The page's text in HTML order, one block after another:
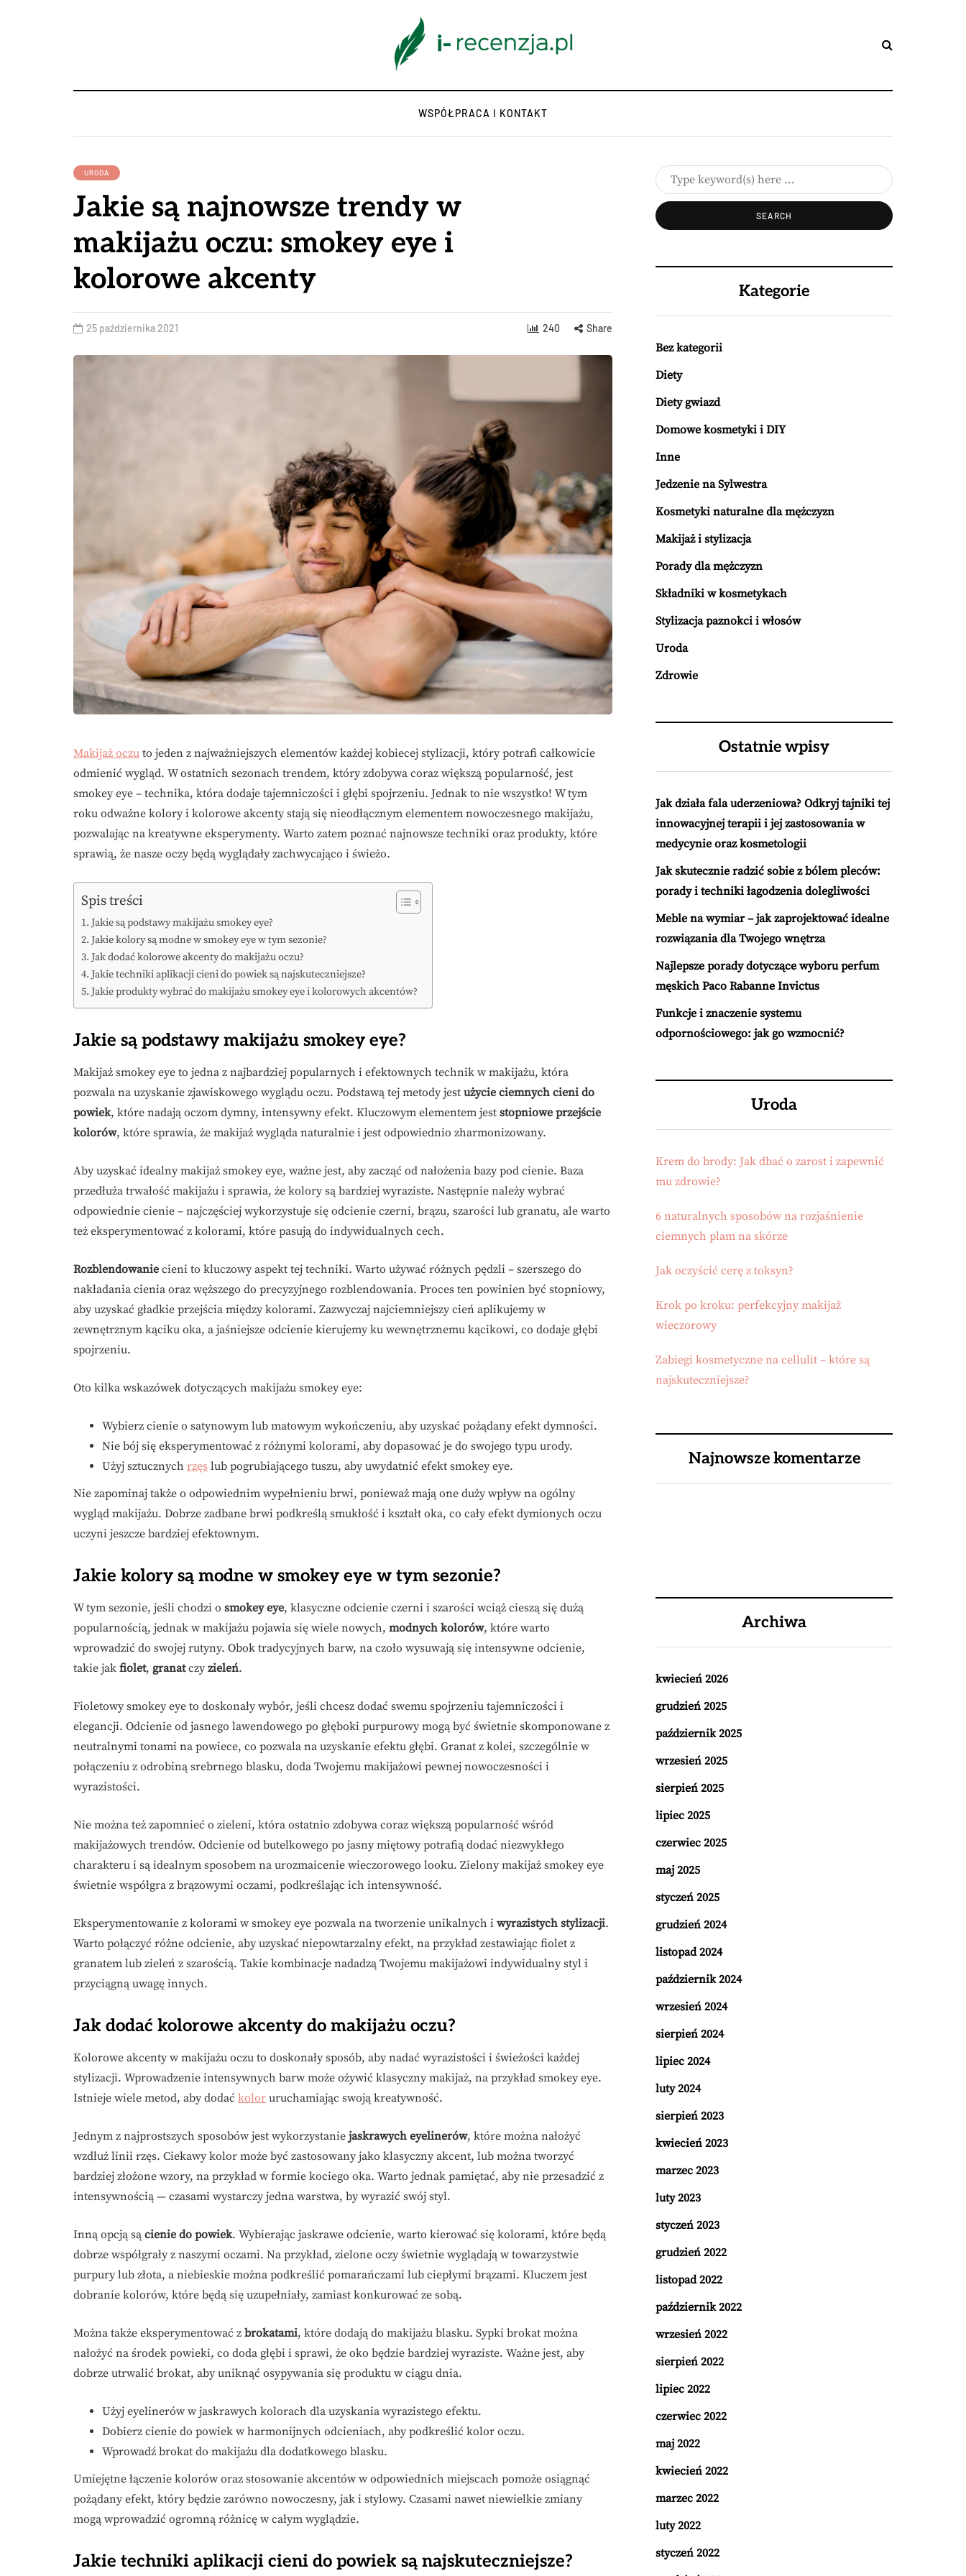
WSPÓŁPRACA I KONTAKT
URODA
Jakie są najnowsze trendy w
makijażu oczu: smokey eye i
kolorowe akcenty
25 października 2021 240 Share
Makijaż oczu to jeden z najważniejszych elementów każdej kobiecej stylizacji, który potrafi całkowicie
odmienić wygląd. W ostatnich sezonach trendem, który zdobywa coraz większą popularność, jest
smokey eye – technika, która dodaje tajemniczości i głębi spojrzeniu. Jednak to nie wszystko! W tym
roku odważne kolory i kolorowe akcenty stają się nieodłącznym elementem nowoczesnego makijażu,
pozwalając na kreatywne eksperymenty. Warto zatem poznać najnowsze techniki oraz produkty, które
sprawią, że nasze oczy będą wyglądały zachwycająco i świeżo.
Spis treści
Jakie są podstawy makijażu smokey eye?
Jakie kolory są modne w smokey eye w tym sezonie?
Jak dodać kolorowe akcenty do makijażu oczu?
Jakie techniki aplikacji cieni do powiek są najskuteczniejsze?
Jakie produkty wybrać do makijażu smokey eye i kolorowych akcentów?
Jakie są podstawy makijażu smokey eye?
Makijaż smokey eye to jedna z najbardziej popularnych i efektownych technik w makijażu, która
pozwala na uzyskanie zjawiskowego wyglądu oczu. Podstawą tej metody jest użycie ciemnych cieni do
powiek, które nadają oczom dymny, intensywny efekt. Kluczowym elementem jest stopniowe przejście
kolorów, które sprawia, że makijaż wygląda naturalnie i jest odpowiednio zharmonizowany.
Aby uzyskać idealny makijaż smokey eye, ważne jest, aby zacząć od nałożenia bazy pod cienie. Baza
przedłuża trwałość makijażu i sprawia, że kolory są bardziej wyraziste. Następnie należy wybrać
odpowiednie cienie – najczęściej wykorzystuje się odcienie czerni, brązu, szarości lub granatu, ale warto
też eksperymentować z kolorami, które pasują do indywidualnych cech.
Rozblendowanie cieni to kluczowy aspekt tej techniki. Warto używać różnych pędzli – szerszego do
nakładania cienia oraz węższego do precyzyjnego rozblendowania. Proces ten powinien być stopniowy,
aby uzyskać gładkie przejścia między kolorami. Zazwyczaj najciemniejszy cień aplikujemy w
zewnętrznym kąciku oka, a jaśniejsze odcienie kierujemy ku wewnętrznemu kącikowi, co dodaje głębi
spojrzeniu.
Oto kilka wskazówek dotyczących makijażu smokey eye:
Wybierz cienie o satynowym lub matowym wykończeniu, aby uzyskać pożądany efekt dymności.
Nie bój się eksperymentować z różnymi kolorami, aby dopasować je do swojego typu urody.
Użyj sztucznych rzęs lub pogrubiającego tuszu, aby uwydatnić efekt smokey eye.
Nie zapominaj także o odpowiednim wypełnieniu brwi, ponieważ mają one duży wpływ na ogólny
wygląd makijażu. Dobrze zadbane brwi podkreślą smukłość i kształt oka, co cały efekt dymionych oczu
uczyni jeszcze bardziej efektownym.
Jakie kolory są modne w smokey eye w tym sezonie?
W tym sezonie, jeśli chodzi o smokey eye, klasyczne odcienie czerni i szarości wciąż cieszą się dużą
popularnością, jednak w makijażu pojawia się wiele nowych, modnych kolorów, które warto
wprowadzić do swojej rutyny. Obok tradycyjnych barw, na czoło wysuwają się intensywne odcienie,
takie jak fiolet, granatczy zieleń.
Fioletowy smokey eye to doskonały wybór, jeśli chcesz dodać swemu spojrzeniu tajemniczości i
elegancji. Odcienie od jasnego lawendowego po głęboki purpurowy mogą być świetnie skomponowane z
neutralnymi tonami na powiece, co pozwala na uzyskanie efektu głębi. Granat z kolei, szczególnie w
połączeniu z odrobiną srebrnego blasku, doda Twojemu makijażowi pewnej nowoczesności i
wyrazistości.
Nie można też zapomnieć o zieleni, która ostatnio zdobywa coraz większą popularność wśród
makijażowych trendów. Odcienie od butelkowego po jasny miętowy potrafią dodać niezwykłego
charakteru i są idealnym sposobem na urozmaicenie wieczorowego looku. Zielony makijaż smokey eye
świetnie współgra z brązowymi oczami, podkreślając ich intensywność.
Eksperymentowanie z kolorami w smokey eye pozwala na tworzenie unikalnych i wyrazistych stylizacji.
Warto połączyć różne odcienie, aby uzyskać niepowtarzalny efekt, na przykład zestawiając fiolet z
granatem lub zieleń z szarością. Takie kombinacje nadadzą Twojemu makijażowi indywidualny styl i
przyciągną uwagę innych.
Jak dodać kolorowe akcenty do makijażu oczu?
Kolorowe akcenty w makijażu oczu to doskonały sposób, aby nadać wyrazistości i świeżości każdej
stylizacji. Wprowadzenie intensywnych barw może ożywić klasyczny makijaż, na przykład smokey eye.
Istnieje wiele metod, aby dodać kolor uruchamiając swoją kreatywność.
Jednym z najprostszych sposobów jest wykorzystanie jaskrawych eyelinerów, które można nałożyć
wzdłuż linii rzęs. Ciekawy kolor może być zastosowany jako klasyczny akcent, lub można tworzyć
bardziej złożone wzory, na przykład w formie kociego oka. Warto jednak pamiętać, aby nie przesadzić z
intensywnością — czasami wystarczy jedna warstwa, by wyrazić swój styl.
Inną opcją są cienie do powiek. Wybierając jaskrawe odcienie, warto kierować się kolorami, które będą
dobrze współgrały z naszymi oczami. Na przykład, zielone oczy świetnie wyglądają w towarzystwie
purpury lub złota, a niebieskie można podkreślić pomarańczami lub ciepłymi brązami. Kluczem jest
dobranie kolorów, które będą się uzupełniały, zamiast konkurować ze sobą.
Można także eksperymentować z brokatami, które dodają do makijażu blasku. Sypki brokat można
nałożyć na środek powieki, co doda głębi i sprawi, że oko będzie bardziej wyraziste. Ważne jest, aby
dobrze utrwalić brokat, aby uniknąć osypywania się produktu w ciągu dnia.
Użyj eyelinerów w jaskrawych kolorach dla uzyskania wyrazistego efektu.
Dobierz cienie do powiek w harmonijnych odcieniach, aby podkreślić kolor oczu.
Wprowadź brokat do makijażu dla dodatkowego blasku.
Umiejętne łączenie kolorów oraz stosowanie akcentów w odpowiednich miejscach pomoże osiągnąć
pożądany efekt, który będzie zarówno nowoczesny, jak i stylowy. Czasami nawet niewielkie zmiany
mogą wprowadzić ogromną różnicę w całym wyglądzie.
Jakie techniki aplikacji cieni do powiek są najskuteczniejsze?
Kategorie
Bez kategorii
Diety
Diety gwiazd
Domowe kosmetyki i DIY
Inne
Jedzenie na Sylwestra
Kosmetyki naturalne dla mężczyzn
Makijaż i stylizacja
Porady dla mężczyzn
Składniki w kosmetykach
Stylizacja paznokci i włosów
Uroda
Zdrowie
Ostatnie wpisy
Jak działa fala uderzeniowa? Odkryj tajniki tej
innowacyjnej terapii i jej zastosowania w
medycynie oraz kosmetologii
Jak skutecznie radzić sobie z bólem pleców:
porady i techniki łagodzenia dolegliwości
Meble na wymiar – jak zaprojektować idealne
rozwiązania dla Twojego wnętrza
Najlepsze porady dotyczące wyboru perfum
męskich Paco Rabanne Invictus
Funkcje i znaczenie systemu
odpornościowego: jak go wzmocnić?
Uroda
Krem do brody: Jak dbać o zarost i zapewnić
mu zdrowie?
6 naturalnych sposobów na rozjaśnienie
ciemnych plam na skórze
Jak oczyścić cerę z toksyn?
Krok po kroku: perfekcyjny makijaż
wieczorowy
Zabiegi kosmetyczne na cellulit – które są
najskuteczniejsze?
Najnowsze komentarze
Archiwa
kwiecień 2026
grudzień 2025
październik 2025
wrzesień 2025
sierpień 2025
lipiec 2025
czerwiec 2025
maj 2025
styczeń 2025
grudzień 2024
listopad 2024
październik 2024
wrzesień 2024
sierpień 2024
lipiec 2024
luty 2024
sierpień 2023
kwiecień 2023
marzec 2023
luty 2023
styczeń 2023
grudzień 2022
listopad 2022
październik 2022
wrzesień 2022
sierpień 2022
lipiec 2022
czerwiec 2022
maj 2022
kwiecień 2022
marzec 2022
luty 2022
styczeń 2022